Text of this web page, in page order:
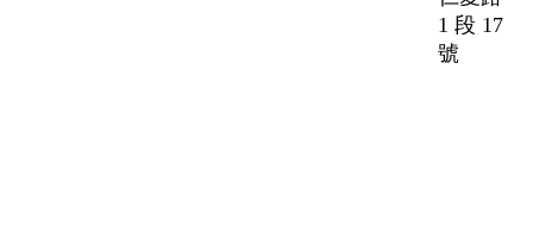
1 段 17
號